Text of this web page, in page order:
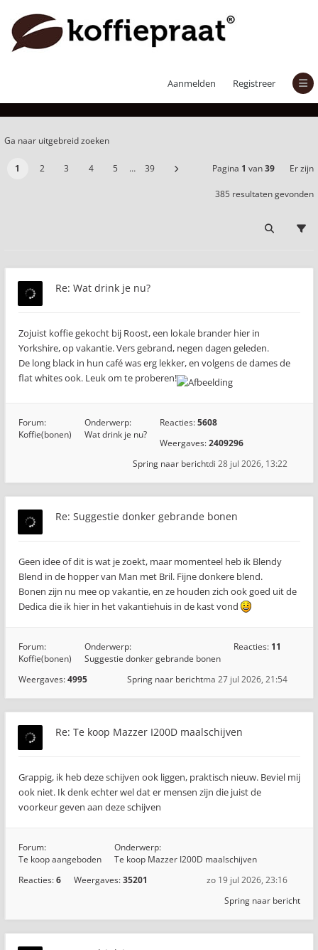
Aanmelden Registreer
Er zijn 385 resultaten gevonden
Ga naar uitgebreid zoeken
1 2 3 4 5 … 39 Pagina 1 van39 Er zijn
385 resultaten gevonden
Re: Wat drink je nu?
Zojuist koffie gekocht bij Roost, een lokale brander hier in
Yorkshire, op vakantie. Vers gebrand, negen dagen geleden.
De long black in hun café was erg lekker, en volgens de dames de
flat whites ook. Leuk om te proberen!
Forum:
Koffie(bonen)
Onderwerp:
Wat drink je nu?
Reacties:5608
Weergaves:2409296
di 28 jul 2026, 13:22
Spring naar bericht
Re: Suggestie donker gebrande bonen
Geen idee of dit is wat je zoekt, maar momenteel heb ik Blendy
Blend in de hopper van Man met Bril. Fijne donkere blend.
Bonen zijn nu mee op vakantie, en ze houden zich ook goed uit de
Dedica die ik hier in het vakantiehuis in de kast vond
Forum:
Koffie(bonen)
Onderwerp:
Suggestie donker gebrande bonen
Reacties: 11
Weergaves:4995 ma 27 jul 2026, 21:54
Spring naar bericht
Re: Te koop Mazzer I200D maalschijven
Grappig, ik heb deze schijven ook liggen, praktisch nieuw. Beviel mij
ook niet. Ik denk echter wel dat er mensen zijn die juist de
voorkeur geven aan deze schijven
Forum:
Te koop aangeboden
Onderwerp:
Te koop Mazzer I200D maalschijven
Reacties:6 Weergaves:35201
zo 19 jul 2026, 23:16
Spring naar bericht